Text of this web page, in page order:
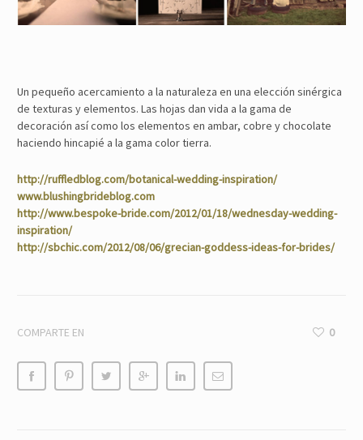
Un pequeño acercamiento a la naturaleza en una elección sinérgica
de texturas y elementos. Las hojas dan vida a la gama de
decoración así como los elementos en ambar, cobre y chocolate
haciendo hincapié a la gama color tierra.
http://ruffledblog.com/botanical-wedding-inspiration/
www.blushingbrideblog.com
http://www.bespoke-bride.com/2012/01/18/wednesday-wedding-
inspiration/
http://sbchic.com/2012/08/06/grecian-goddess-ideas-for-brides/
COMPARTE EN 0